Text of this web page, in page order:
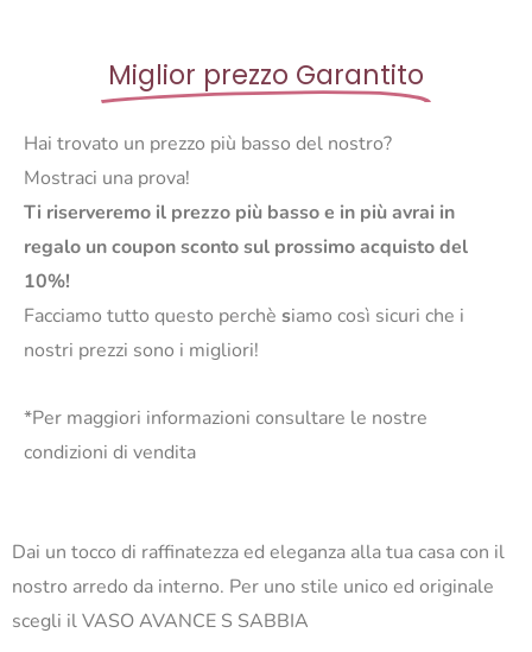
Miglior prezzo Garantito
Hai trovato un prezzo più basso del nostro?
Mostraci una prova!
Ti riserveremo il prezzo più basso e in più avrai in
regalo un coupon sconto sul prossimo acquisto del
10%!
Facciamo tutto questo perchè siamo così sicuri che i
nostri prezzi sono i migliori!
*Per maggiori informazioni consultare le nostre
condizioni di vendita
Dai un tocco di raffinatezza ed eleganza alla tua casa con il
nostro arredo da interno. Per uno stile unico ed originale
scegli il VASO AVANCE S SABBIA